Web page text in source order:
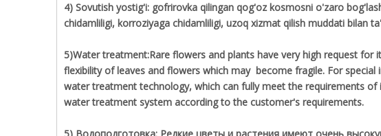
4) Sovutish yostig'i: gofrirovka qilingan qog'oz kosmosni o'zaro
chidamliligi, korroziyaga chidamliligi, uzoq xizmat qilish muddati bilan
5)Water treatment:Rare flowers and plants have very high request
flexibility of leaves and flowers which may become fragile. For
water treatment technology, which can fully meet the requirements
water treatment system according to the customer's requirements.